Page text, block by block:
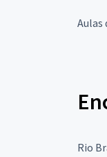
Aulas
Rio